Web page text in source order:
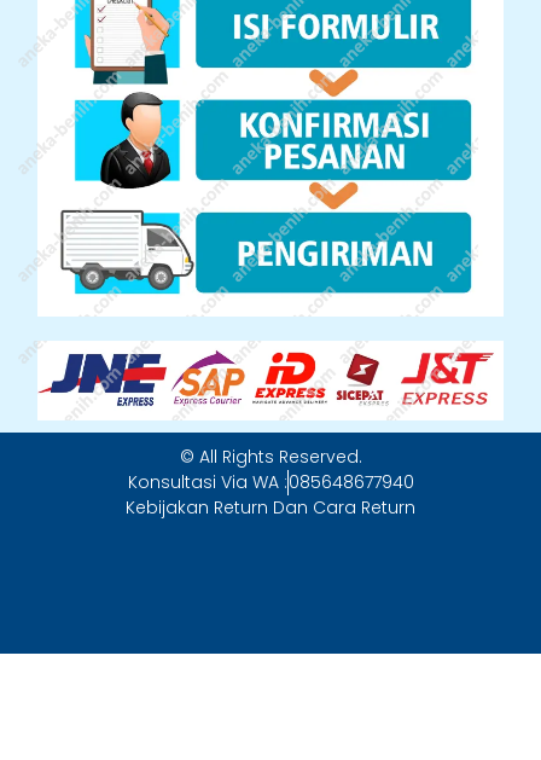
© All Rights Reserved.
Konsultasi Via WA :085648677940
Kebijakan Return Dan Cara Return